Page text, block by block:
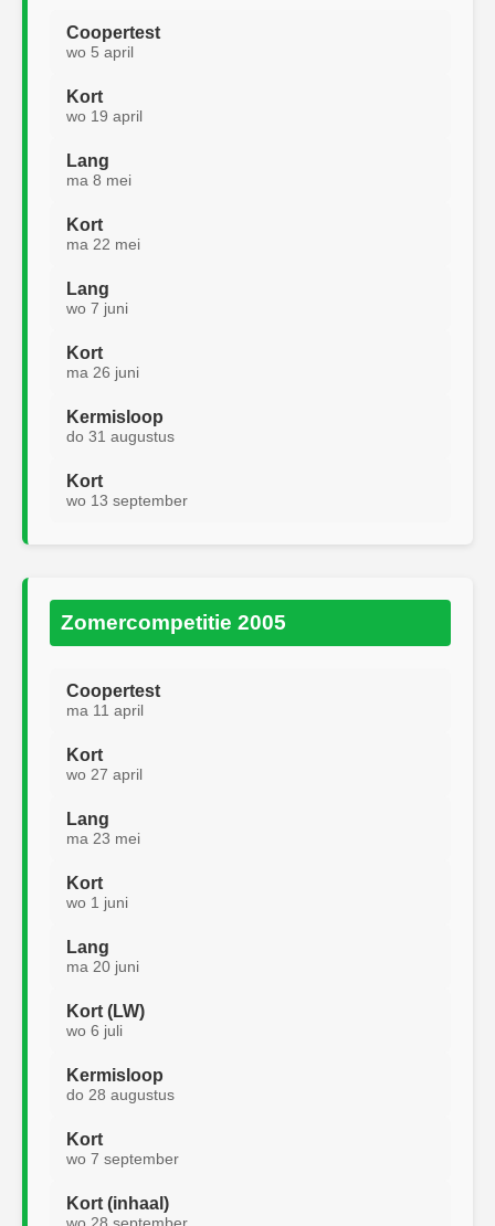
Coopertest
wo 5 april
Kort
wo 19 april
Lang
ma 8 mei
Kort
ma 22 mei
Lang
wo 7 juni
Kort
ma 26 juni
Kermisloop
do 31 augustus
Kort
wo 13 september
Zomercompetitie 2005
Coopertest
ma 11 april
Kort
wo 27 april
Lang
ma 23 mei
Kort
wo 1 juni
Lang
ma 20 juni
Kort (LW)
wo 6 juli
Kermisloop
do 28 augustus
Kort
wo 7 september
Kort (inhaal)